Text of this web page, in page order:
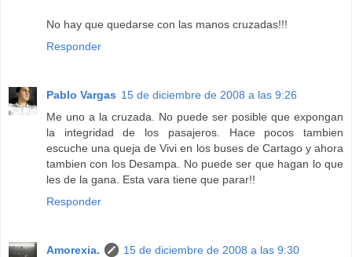
No hay que quedarse con las manos cruzadas!!!
Responder
Pablo Vargas 15 de diciembre de 2008 a las 9:26
Me uno a la cruzada. No puede ser posible que expongan
la integridad de los pasajeros. Hace pocos tambien
escuche una queja de Vivi en los buses de Cartago y ahora
tambien con los Desampa. No puede ser que hagan lo que
les de la gana. Esta vara tiene que parar!!
Responder
Amorexia.
15 de diciembre de 2008 a las 9:30